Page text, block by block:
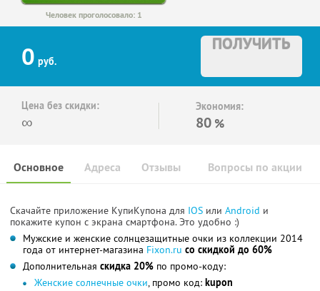
Человек проголосовало: 1
0 руб.
ПОЛУЧИТЬ
Цена без скидки:
∞
Экономия:
80 %
Основное Отзывы Вопросы по акции
Адреса
Скачайте приложение КупиКупона для IOS или Android и
покажите купон с экрана смартфона. Это удобно :)
Мужские и женские солнцезащитные очки из коллекции 2014
года от интернет-магазина Fixon.ru со скидкой до 60%
Дополнительная скидка 20% по промо-коду:
Женские солнечные очки, промо код: kupon